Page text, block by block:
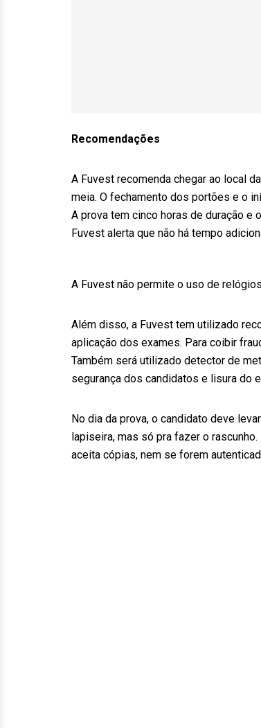
Recomendações
A Fuvest recomenda chegar ao local
meia. O fechamento dos portões e o
A prova tem cinco horas de duração e
Fuvest alerta que não há tempo
A Fuvest não permite o uso de
Além disso, a Fuvest tem utilizado
aplicação dos exames. Para coibir
Também será utilizado detector de
segurança dos candidatos e lisura do
No dia da prova, o candidato deve
lapiseira, mas só pra fazer o
aceita cópias, nem se forem